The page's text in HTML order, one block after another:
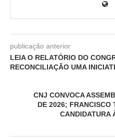
publicação anterior
LEIA O RELATÓRIO DO
RECONCILIAÇÃO UMA
CNJ CONVOCA
DE 2026; FRANCISCO
CANDIDATURA